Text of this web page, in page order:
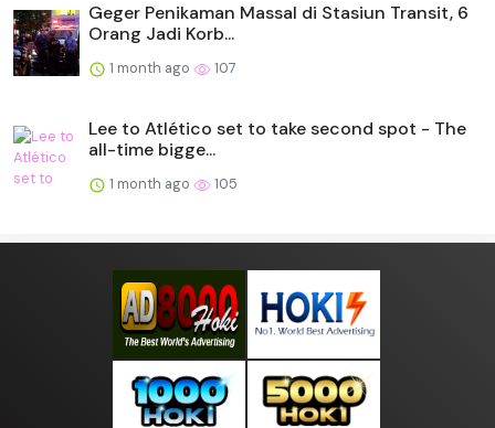
Geger Penikaman Massal di Stasiun Transit, 6
Orang Jadi Korb...
1 month ago 107
Lee to Atlético set to take second spot - The
all-time bigge...
1 month ago 105